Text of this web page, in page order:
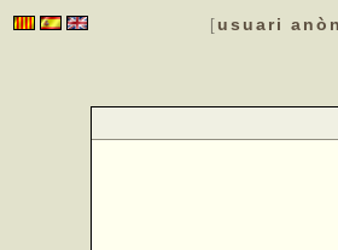
[ usuari